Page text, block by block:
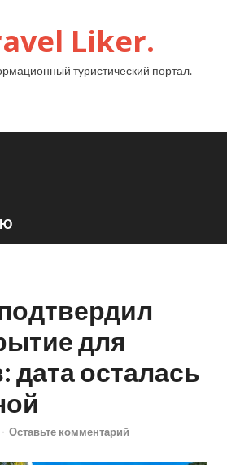
Liker.
туристический портал.
для
дата осталась
- Оставьте комментарий